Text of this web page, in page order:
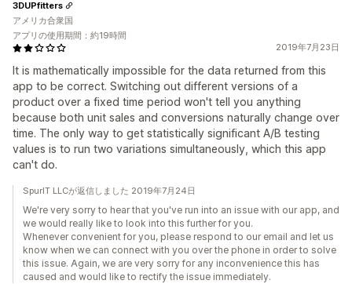
2019年7月23日
It is mathematically impossible for the data returned from this
app to be correct. Switching out different versions of a
product over a fixed time period won't tell you anything
because both unit sales and conversions naturally change over
time. The only way to get statistically significant A/B testing
values is to run two variations simultaneously, which this app
can't do.
3DUPfitters
アメリカ合衆国
アプリの使用期間：約19時間
SpurIT LLCが返信しました 2019年7月24日
We're very sorry to hear that you've run into an issue with our app, and
we would really like to look into this further for you.
Whenever convenient for you, please respond to our email and let us
know when we can connect with you over the phone in order to solve
this issue. Again, we are very sorry for any inconvenience this has
caused and would like to rectify the issue immediately.